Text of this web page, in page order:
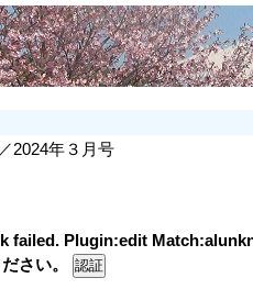
2024年３月号
failed. Plugin:edit
さい。